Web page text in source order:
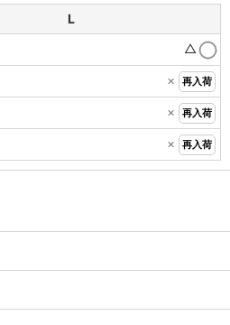
L
△
× 再入荷
× 再入荷
× 再入荷